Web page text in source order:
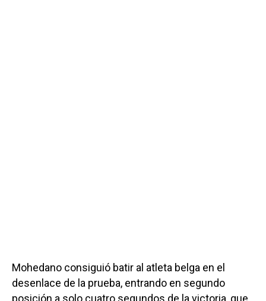
Mohedano consiguió batir al atleta belga en el
desenlace de la prueba, entrando en segundo